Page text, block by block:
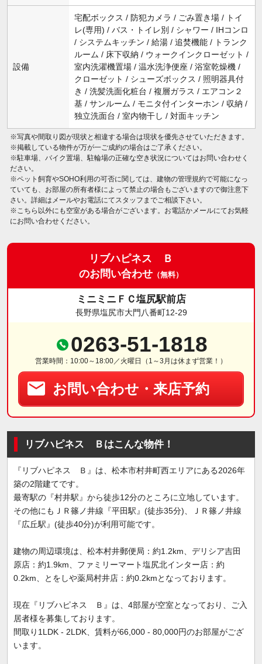
設備
宅配ボックス / 防犯カメラ / ごみ置き場 / トイ
レ(専用) / バス・トイレ別 / シャワー / IHコンロ
/ システムキッチン / 給湯 / 追焚機能 / トランク
ルーム / 床下収納 / ウォークインクローゼット /
室内洗濯機置場 / 温水洗浄便座 / 浴室乾燥機 /
クローゼット / シューズボックス / 照明器具付
き / 洗髪洗面化粧台 / 複層ガラス / エアコン２
基 / サンルーム / モニタ付インターホン / 収納 /
独立洗面台 / 室内物干し / 対面キッチン
※写真や間取り図が現状と相違する場合は現状を優先させていただきます。
※掲載している物件が万が一ご成約の場合はご了承ください。
※駐車場、バイク置場、駐輪場の正確な空き状況についてはお問い合わせく
ださい。
※ペット飼育やSOHO利用の可否に関しては、建物の管理規約で可能になっ
ていても、お部屋の所有者様によって禁止の場合もございますので御注意下
さい。詳細はメールやお電話にてスタッフまでご相談下さい。
※こちら以外にも空室がある場合がございます。お電話かメールにてお気軽
にお問い合わせください。
リブハピネス Ｂ
のお問い合わせ （無料）
ミニミニＦＣ塩尻駅前店
長野県塩尻市大門八番町12-29
0263-51-1818
営業時間：10:00～18:00／火曜日（1～3月は休まず営業！）
お問い合わせ・来店予約
リブハピネス Ｂはこんな物件！
『リブハピネス Ｂ』は、松本市村井町西エリアにある2026年
築の2階建てです。
最寄駅の『村井駅』から徒歩12分のところに立地しています。
その他にもＪＲ篠ノ井線『平田駅』(徒歩35分)、ＪＲ篠ノ井線
『広丘駅』(徒歩40分)が利用可能です。
建物の周辺環境は、松本村井郵便局：約1.2km、デリシア吉田
原店：約1.9km、ファミリーマート塩尻北インター店：約
0.2km、とをしや薬局村井店：約0.2kmとなっております。
現在『リブハピネス Ｂ』は、4部屋が空室となっており、ご入
居者様を募集しております。
間取り1LDK - 2LDK、賃料が66,000 - 80,000円のお部屋がござ
います。